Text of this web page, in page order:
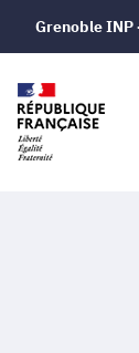
Grenoble INP